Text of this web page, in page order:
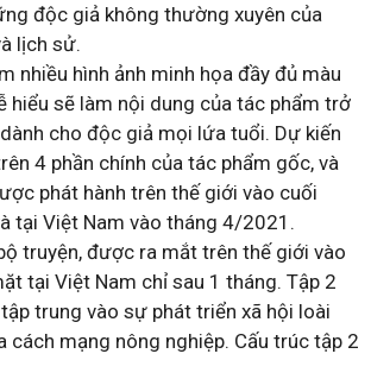
độc giả không thường xuyên của
lịch sử.
nhiều hình ảnh minh họa đầy đủ màu
hiểu sẽ làm nội dung của tác phẩm trở
cho độc giả mọi lứa tuổi. Dự kiến
4 phần chính của tác phẩm gốc, và
phát hành trên thế giới vào cuối
tại Việt Nam vào tháng 4/2021.
truyện, được ra mắt trên thế giới vào
tại Việt Nam chỉ sau 1 tháng. Tập 2
trung vào sự phát triển xã hội loài
cách mạng nông nghiệp. Cấu trúc tập 2